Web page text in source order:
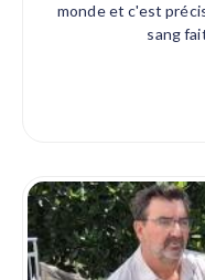
monde et c'est
sang